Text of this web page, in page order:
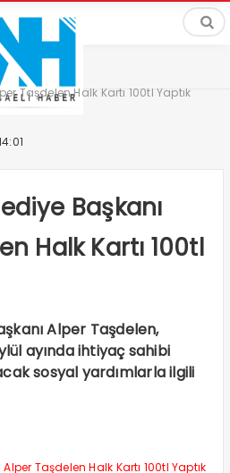
Taşdelen Halk Kartı 100tl Yaptık
Başkanı
Halk Kartı 100tl
Alper Taşdelen,
ayında ihtiyaç sahibi
sosyal yardımlarla ilgili